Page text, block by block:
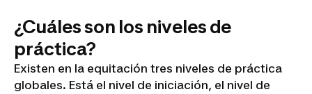
¿Cuáles son los niveles de
práctica?
Existen en la equitación tres niveles de práctica
globales. Está el nivel de iniciación, el nivel de